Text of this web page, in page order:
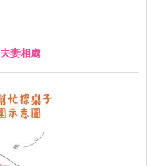
夫妻相處